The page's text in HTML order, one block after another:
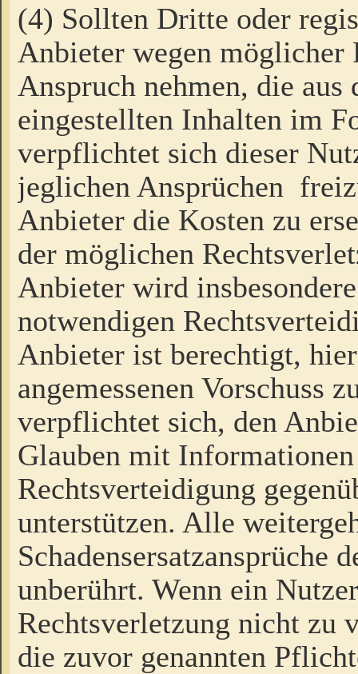
(4) Sollten Dritte oder
Anbieter wegen möglicher
Anspruch nehmen, die
eingestellten Inhalten im
verpflichtet sich dieser
jeglichen Ansprüchen
Anbieter die Kosten zu
der möglichen
Anbieter wird
notwendigen
Anbieter ist berechtigt,
angemessenen Vorschuss
verpflichtet sich, den
Glauben mit
Rechtsverteidigung
unterstützen. Alle
Schadensersatzansprüche
unberührt. Wenn ein
Rechtsverletzung nicht zu
die zuvor genannten